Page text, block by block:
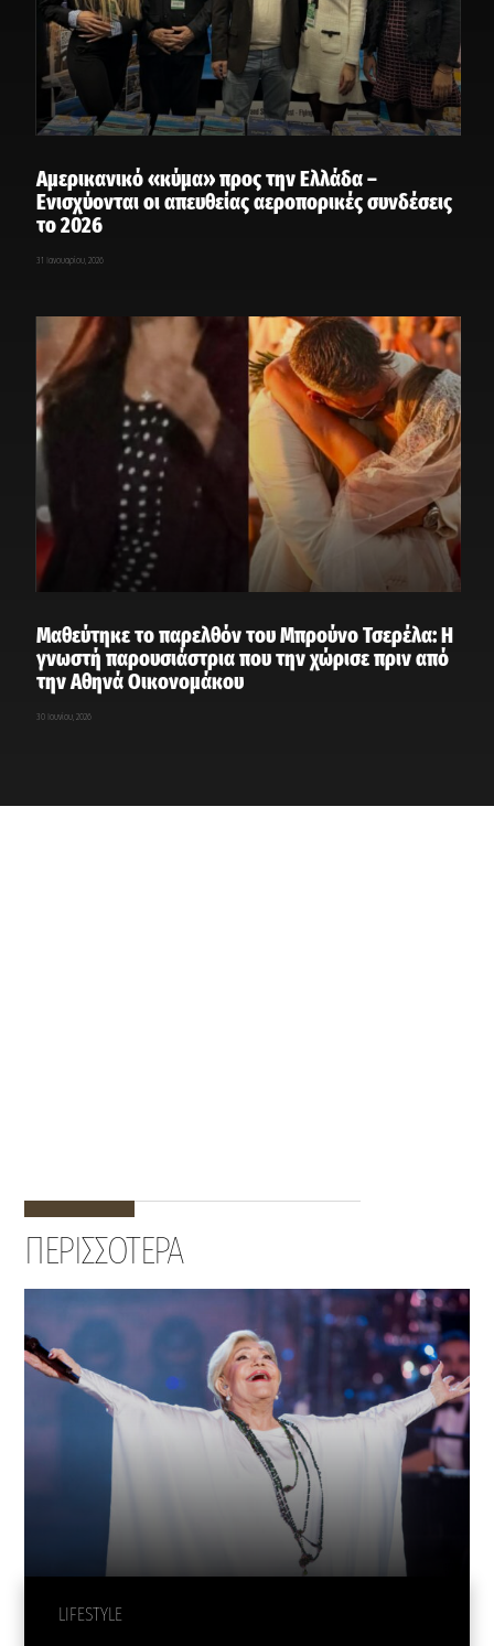
Αμερικανικό «κύμα» προς την Ελλάδα –
Ενισχύονται οι απευθείας αεροπορικές συνδέσεις
το 2026
31 Ιανουαρίου, 2026
Μαθεύτηκε το παρελθόν του Μπρούνο Τσερέλα: Η
γνωστή παρουσιάστρια που την χώρισε πριν από
την Αθηνά Οικονομάκου
30 Ιουνίου, 2026
ΠΕΡΙΣΣΟΤΕΡΑ
LIFESTYLE